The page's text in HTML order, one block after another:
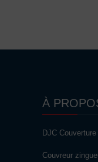
À
DJC
Couvreur